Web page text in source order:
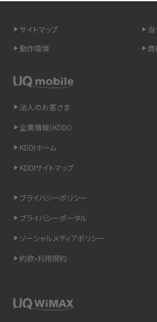
スマホのネット通信速度が遅い原因は？すぐ
を解説
LINEの引き継ぎ方法は？対象データや事前準
非通知設定とは？184で電話をかける方法や
iCloudの使用容量を減らす9つの方法！使用
リプライ機能とは？LINE、X（旧Twitter）、
サイトマップ
当
動作環境
法人のお客さま
企業情報（KDDI）
KDDIホーム
KDDIサイトマップ
プライバシーポリシー
プライバシーポータル
ソーシャルメディアポリシー
約款•利用規約